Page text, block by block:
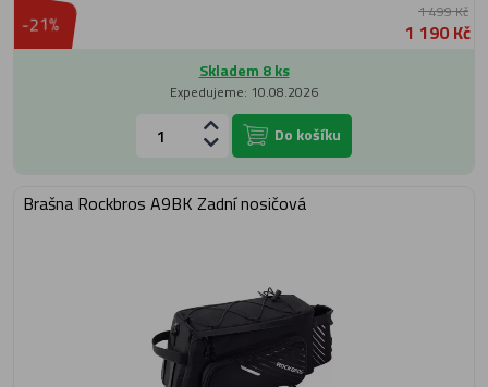
-21% 1 499 Kč
1 190 Kč
Skladem 8 ks
Expedujeme: 10.08.2026
Do košíku
Brašna Rockbros A9BK Zadní nosičová